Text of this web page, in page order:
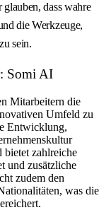
dass wahre
die Werkzeuge,
sein.
Somi AI
Mitarbeitern die
Umfeld zu
Entwicklung,
bietet zahlreiche
und zusätzliche
zudem den
was die